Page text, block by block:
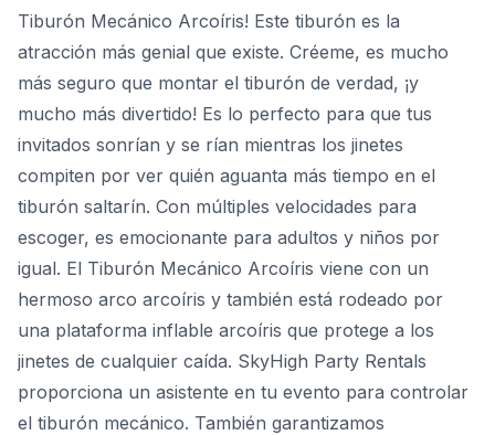
Tiburón Mecánico Arcoíris! Este tiburón es la
atracción más genial que existe. Créeme, es mucho
más seguro que montar el tiburón de verdad, ¡y
mucho más divertido! Es lo perfecto para que tus
invitados sonrían y se rían mientras los jinetes
compiten por ver quién aguanta más tiempo en el
tiburón saltarín. Con múltiples velocidades para
escoger, es emocionante para adultos y niños por
igual. El Tiburón Mecánico Arcoíris viene con un
hermoso arco arcoíris y también está rodeado por
una plataforma inflable arcoíris que protege a los
jinetes de cualquier caída. SkyHigh Party Rentals
proporciona un asistente en tu evento para controlar
el tiburón mecánico. También garantizamos